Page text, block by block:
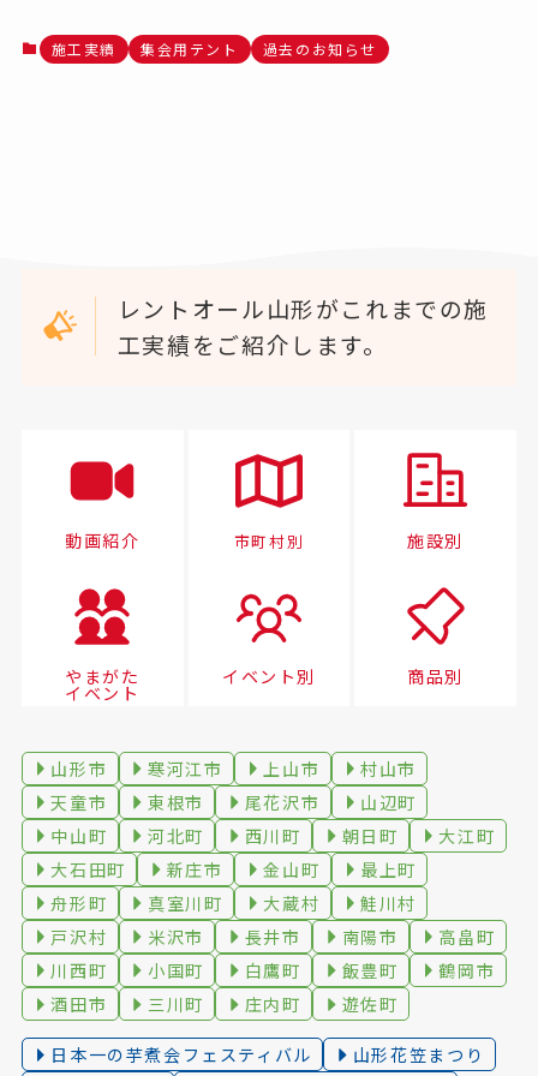
施工実績 集会用テント 過去のお知らせ
レントオール山形がこれまでの施
工実績をご紹介します。
動画紹介 市町村別 施設別
やまがた
イベント
イベント別 商品別
山形市 寒河江市 上山市
村山市
天童市
東根市 尾花沢市
山辺町
中山町
河北町 西川町 朝日町
大江町
大石田町
新庄市 金山町
最上町
舟形町
真室川町 大蔵村
鮭川村
戸沢村
米沢市 長井市 南陽市
高畠町
川西町
小国町 白鷹町 飯豊町
鶴岡市
酒田市
三川町 庄内町 遊佐町
日本一の芋煮会フェスティバル
山形花笠まつり